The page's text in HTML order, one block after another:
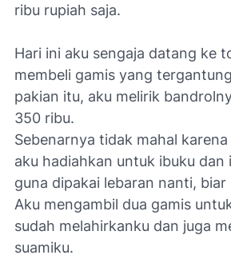
ribu rupiah saja.
Hari ini aku sengaja datang ke
membeli gamis yang
pakian itu, aku melirik
350 ribu.
Sebenarnya tidak mahal
aku hadiahkan untuk ibuku dan
guna dipakai lebaran nanti, biar
Aku mengambil dua gamis
sudah melahirkanku dan juga
suamiku.